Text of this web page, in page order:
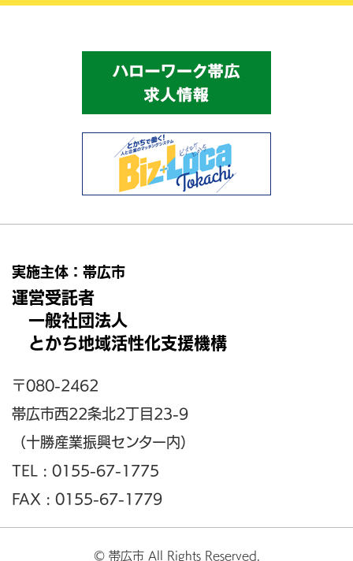
実施主体：帯広市
運営受託者
一般社団法人
とかち地域活性化支援機構
〒080-2462
帯広市西22条北2丁目23-9
（十勝産業振興センター内）
TEL : 0155-67-1775
FAX : 0155-67-1779
© 帯広市 All Rights Reserved.